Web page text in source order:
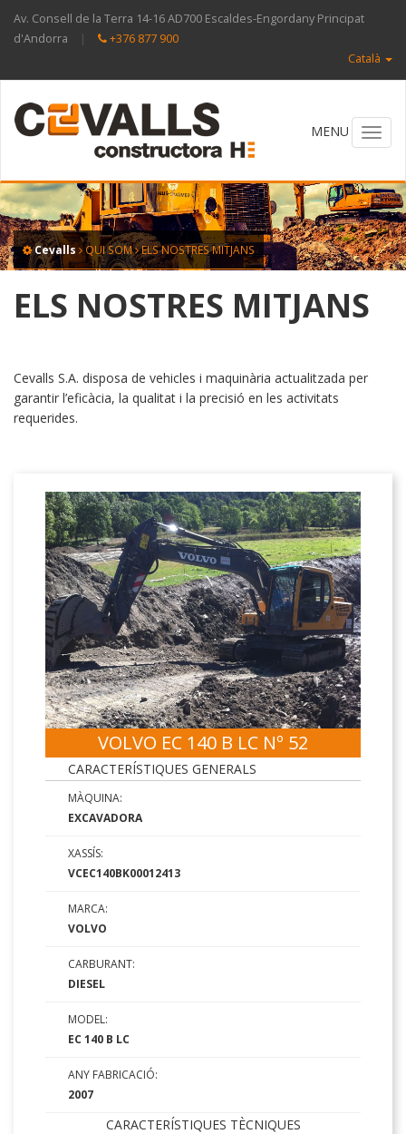
Av. Consell de la Terra 14-16 AD700 Escaldes-Engordany Principat
d'Andorra
|
+376 877 900
Català
Cevalls QUI SOM ELS NOSTRES MITJANS
ELS NOSTRES MITJANS
Cevalls S.A. disposa de vehicles i maquinària actualitzada per
garantir l’eficàcia, la qualitat i la precisió en les activitats
requerides.
VOLVO EC 140 B LC Nº 52
CARACTERÍSTIQUES GENERALS
MÀQUINA:
EXCAVADORA
XASSÍS:
VCEC140BK00012413
MARCA:
VOLVO
CARBURANT:
DIESEL
MODEL:
EC 140 B LC
ANY FABRICACIÓ:
2007
CARACTERÍSTIQUES TÈCNIQUES